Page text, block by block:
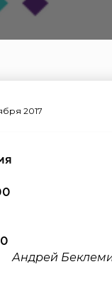
2017
Андрей